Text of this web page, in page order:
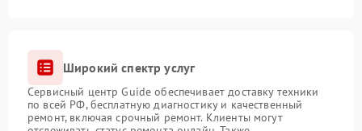
Широкий спектр услуг
Сервисный центр Guide обеспечивает доставку техники
по всей РФ, бесплатную диагностику и качественный
ремонт, включая срочный ремонт. Клиенты могут